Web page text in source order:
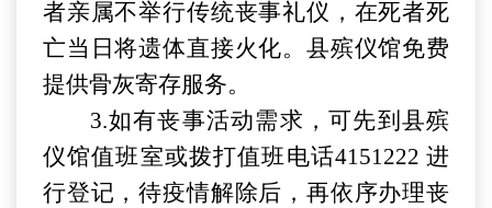
者亲属不举行传统丧事礼仪，在死者死
亡当日将遗体直接火化。县殡仪馆免费
提供骨灰寄存服务。
3.如有丧事活动需求，可先到县殡
仪馆值班室或拨打值班电话4151222 进
行登记，待疫情解除后，再依序办理丧